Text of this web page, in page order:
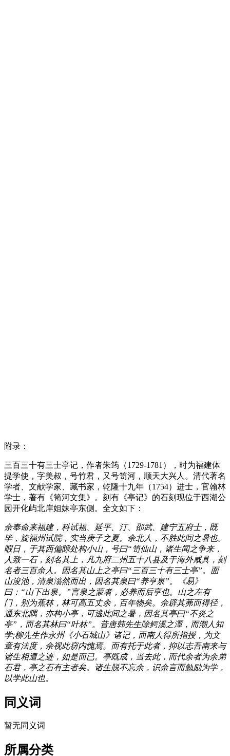
附录：
三百三十有三士亭记，作者朱筠（1729-1781），时为福建体
提学使， 字美叔，号竹君，又号笥河，顺天大兴人。清代著名
学者、文献学家、藏书家，乾隆十九年（1754）进士，官翰林
学士，著有《笥河文集》。刻有《亭记》的石刻现位于西湖公
园开化屿北岸姐妹亭东侧。全文如下：
余奉命来福建，科试福、延平、汀、邵武、建宁五府士，既
毕，旋福州试院，实当庚子之夏。余北人，不胜此间之暑也。
暇日，于其西偏隙处构小山，号曰“笥仙山，诸生闻之争来，
人致一石，刻名其上，凡九府二州五十八县及于海外咸具，刻
名者三百余人。因名其山上之亭曰“三百三十有三士亭”。面
山浚池，清泉滃然而出，因名其泉曰“养亨泉”。《易》
曰：“山下出泉。”言泉之蒙者，必养而后亨也。山之左有
门，别为蕉林，林可高五丈余，百年物矣。余辟其茀而得径，
通东北隅，亦构小亭，可逃此间之暑，因名其亭曰“不炎之
亭”，而名其林曰“叶林”。昔唐韩先生除鳄溪之潭，而潮人知
学;柳先生作永州《小石城山》诸记，而南人得所指授，为文
章有法度，余视此窃内愧焉。而有托于此者，抑以志吾南来与
诸生相遭之迹，如是而已。亭既成，当去此，而代余者为余弟
石君，亭之石有主者矣。诸生脱不忘余，识余言而勉励为学，
以学此山也。
同义词
暂无同义词
所属分类